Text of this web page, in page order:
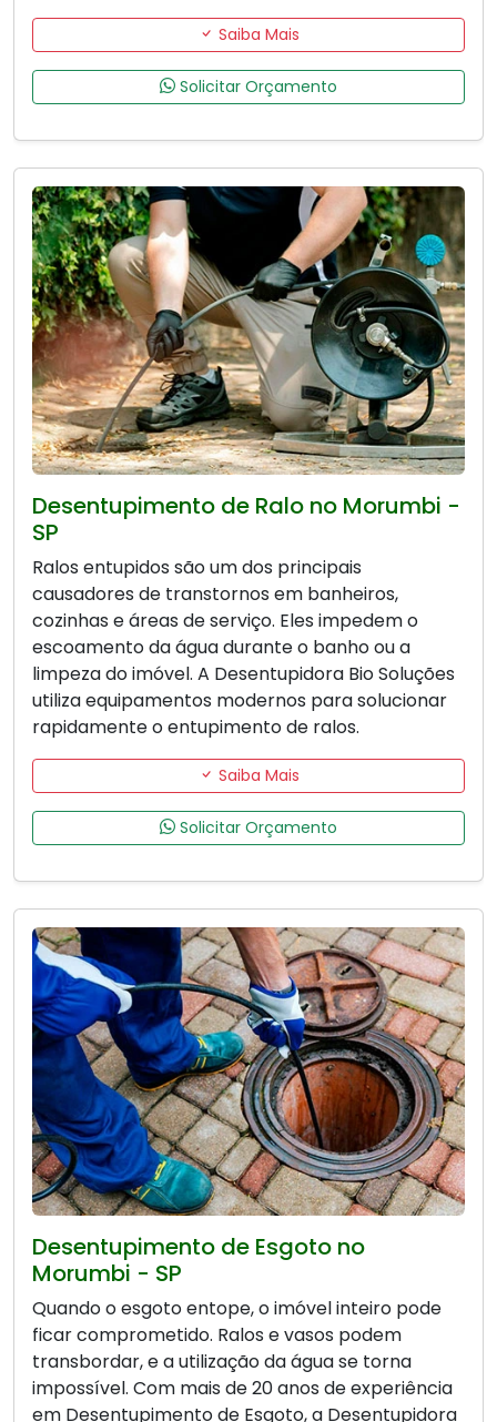
Saiba Mais
Solicitar Orçamento
Desentupimento de Ralo no Morumbi -
SP
Ralos entupidos são um dos principais
causadores de transtornos em banheiros,
cozinhas e áreas de serviço. Eles impedem o
escoamento da água durante o banho ou a
limpeza do imóvel. A Desentupidora Bio Soluções
utiliza equipamentos modernos para solucionar
rapidamente o entupimento de ralos.
Saiba Mais
Solicitar Orçamento
Desentupimento de Esgoto no
Morumbi - SP
Quando o esgoto entope, o imóvel inteiro pode
ficar comprometido. Ralos e vasos podem
transbordar, e a utilização da água se torna
impossível. Com mais de 20 anos de experiência
em Desentupimento de Esgoto, a Desentupidora